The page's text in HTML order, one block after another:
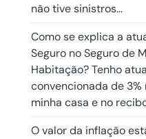
não tive sinistros…
Como se explica a
Seguro no Seguro de
Habitação? Tenho
convencionada de
minha casa e no
O valor da inflação